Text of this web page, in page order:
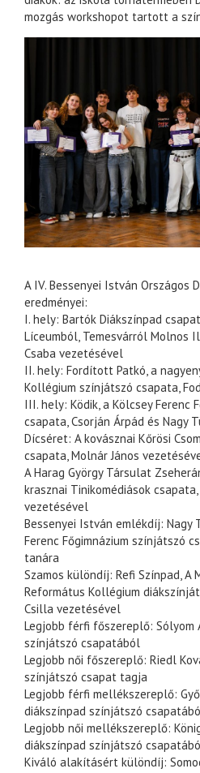
mozgás workshopot tartott a
A IV. Bessenyei István Országos
eredményei:
I. hely: Bartók Diákszínpad
Líceumból, Temesvárról Molnos
Csaba vezetésével
II. hely: Fordított Patkó, a
Kollégium színjátszó csapata,
III. hely: Ködik, a Kölcsey Ferenc
csapata, Csorján Árpád és Nagy
Dícséret: A kovásznai Kőrösi
csapata, Molnár János
A Harag György Társulat
krasznai Tinikomédiások
vezetésével
Bessenyei István emlékdíj: Nagy
Ferenc Főgimnázium színjátszó
tanára
Szamos különdíj: Refi Színpad, A
Református Kollégium
Csilla vezetésével
Legjobb férfi főszereplő: Sólyom
színjátszó csapatából
Legjobb női főszereplő: Riedl
színjátszó csapat tagja
Legjobb férfi mellékszereplő:
diákszínpad színjátszó
Legjobb női mellékszereplő:
diákszínpad színjátszó
Kiváló alakításért különdíj: